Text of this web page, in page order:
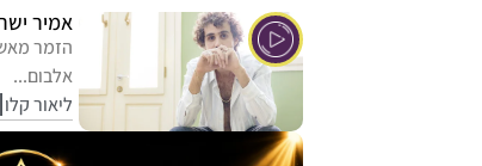
אמיר
הזמר
אלבום...
ליאור קלו